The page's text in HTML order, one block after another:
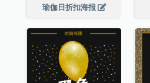
瑜伽日折扣海报